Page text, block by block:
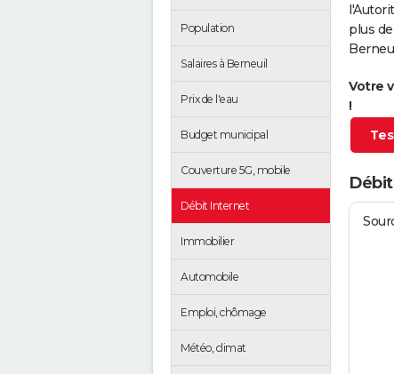
Population
Salaires à Berneuil
Prix de l'eau
Budget municipal
Couverture 5G, mobile
Débit Internet
Immobilier
Automobile
Emploi, chômage
Météo, climat
plus
Votre
!